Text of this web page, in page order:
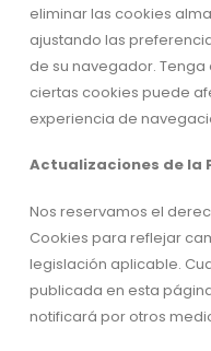
eliminar las cookies
ajustando las
de su navegador.
ciertas cookies puede
experiencia de
Actualizaciones de la
Nos reservamos el
Cookies para reflejar
legislación aplicable.
publicada en esta
notificará por otros